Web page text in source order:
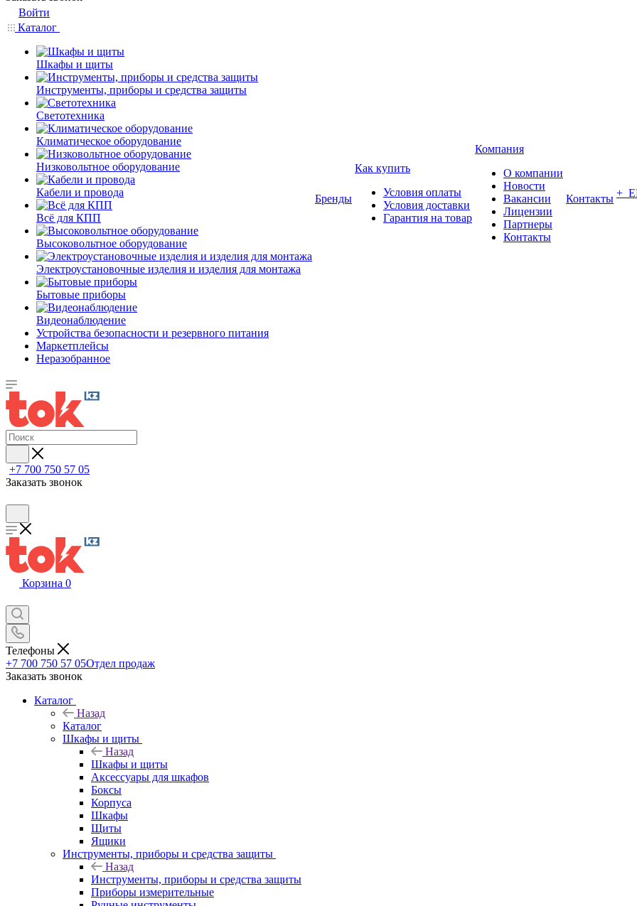
Войти
Каталог
Шкафы и щиты
Инструменты, приборы и средства защиты
Светотехника
Климатическое оборудование
Низковольтное оборудование
Кабели и провода
Всё для КПП
Высоковольтное оборудование
Электроустановочные изделия и изделия для монтажа
Бытовые приборы
Видеонаблюдение
Устройства безопасности и резервного питания
Маркетплейсы
Неразобранное
Бренды
Как купить
Условия оплаты
Условия доставки
Гарантия на товар
Компания
О компании
Новости
Вакансии
Лицензии
Партнеры
Контакты
Контакты +
+7 700 750 57 05
Заказать звонок
Корзина 0
Телефоны
+7 700 750 57 05Отдел продаж
Заказать звонок
Каталог
Назад
Каталог
Шкафы и щиты
Назад
Шкафы и щиты
Аксессуары для шкафов
Боксы
Корпуса
Шкафы
Щиты
Ящики
Инструменты, приборы и средства защиты
Назад
Инструменты, приборы и средства защиты
Приборы измерительные